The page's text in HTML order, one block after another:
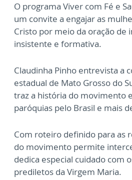
O programa Viver com Fé e
um convite a engajar as
Cristo por meio da oração de
insistente e formativa.
Claudinha Pinho entrevista a
estadual de Mato Grosso do
traz a história do movimento
paróquias pelo Brasil e mais
Com roteiro definido para as
do movimento permite
dedica especial cuidado com
prediletos da Virgem Maria.